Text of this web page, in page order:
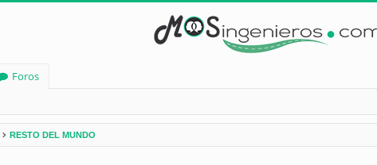
Foros
RESTO DEL MUNDO